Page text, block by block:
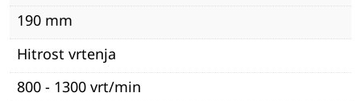
190 mm
Hitrost vrtenja
800 - 1300 vrt/min